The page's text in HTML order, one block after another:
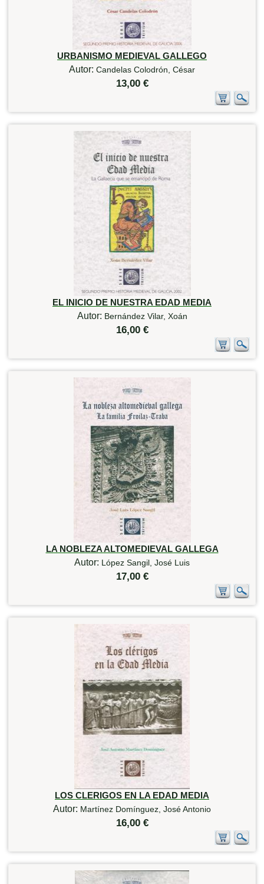
URBANISMO MEDIEVAL GALLEGO
Autor: Candelas Colodrón, César
13,00 €
EL INICIO DE NUESTRA EDAD MEDIA
Autor: Bernández Vilar, Xoán
16,00 €
LA NOBLEZA ALTOMEDIEVAL GALLEGA
Autor: López Sangil, José Luis
17,00 €
LOS CLERIGOS EN LA EDAD MEDIA
Autor: Martínez Domínguez, José Antonio
16,00 €